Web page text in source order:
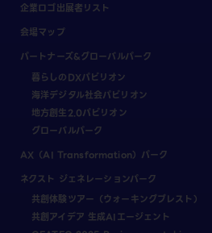
企業ロゴ出展者リスト
会場マップ
パートナーズ&グローバルパーク
暮らしのDXパビリオン
海洋デジタル社会パビリオン
地方創生2.0パビリオン
グローバルパーク
AX（AI Transformation）パーク
ネクスト ジェネレーションパーク
共創体験ツアー（ウォーキングブレスト）
共創アイデア 生成AIエージェント